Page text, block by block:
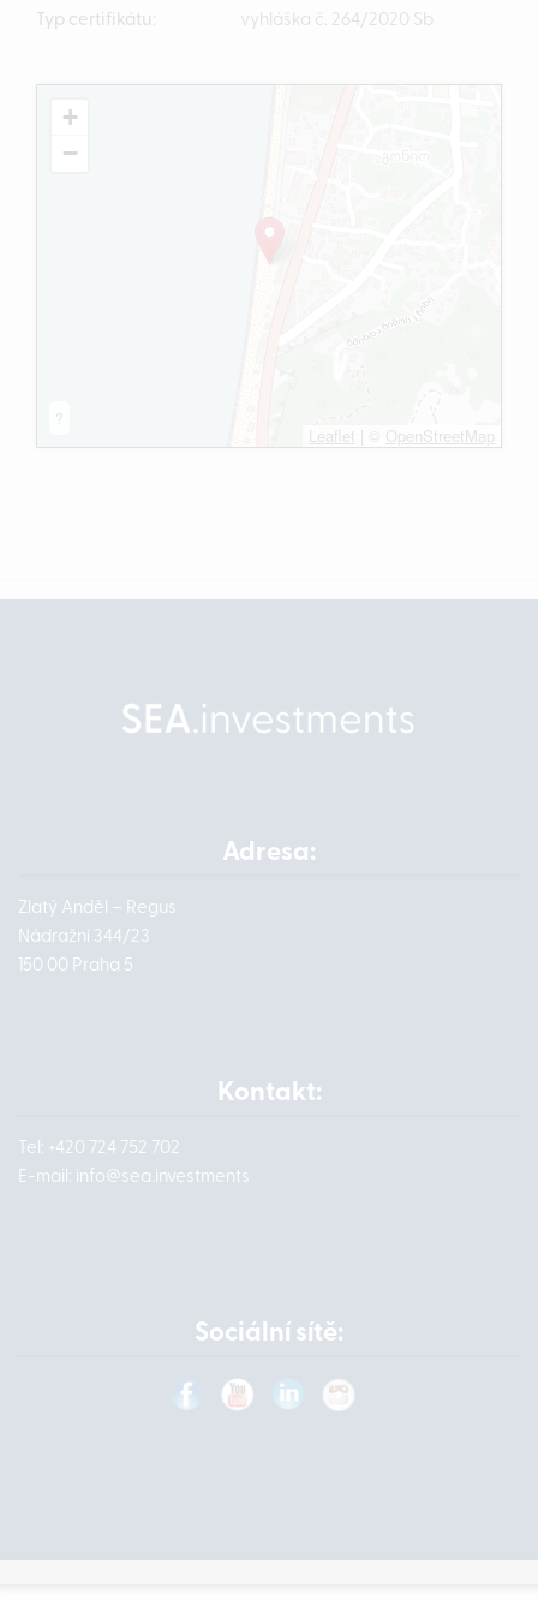
Typ certifikátu:
vyhláška č. 264/2020 Sb
+
−
?
Leaflet OpenStreetMap
Adresa:
Zlatý Anděl – Regus
Nádražní 344/23
150 00 Praha 5
Kontakt:
Tel: +420 724 752 702
E-mail: info@sea.investments
Sociální sítě: